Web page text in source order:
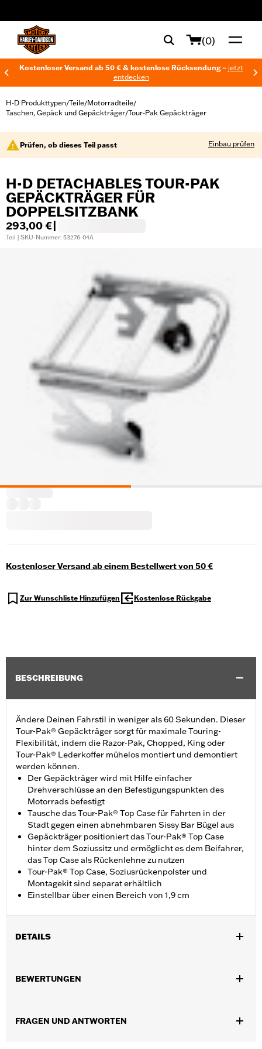
(0)
Kostenloser Versand ab 50 € & kostenlose Rücksendung – jetzt
entdecken
H-D Produkttypen/Teile/Motorradteile/
Taschen, Gepäck und Gepäckträger/Tour-Pak Gepäckträger
Prüfen, ob dieses Teil passt Einbau prüfen
H-D DETACHABLES TOUR-PAK
GEPÄCKTRÄGER FÜR
DOPPELSITZBANK
293,00 €
Teil | SKU-Nummer: 53276-04A
Kostenloser Versand ab einem Bestellwert von 50 €
Zur Wunschliste Hinzufügen Kostenlose Rückgabe
BESCHREIBUNG
Ändere Deinen Fahrstil in weniger als 60 Sekunden. Dieser
Tour-Pak® Gepäckträger sorgt für maximale Touring-
Flexibilität, indem die Razor-Pak, Chopped, King oder
Tour-Pak® Lederkoffer mühelos montiert und demontiert
werden können.
Der Gepäckträger wird mit Hilfe einfacher
Drehverschlüsse an den Befestigungspunkten des
Motorrads befestigt
Tausche das Tour-Pak® Top Case für Fahrten in der
Stadt gegen einen abnehmbaren Sissy Bar Bügel aus
Gepäckträger positioniert das Tour-Pak® Top Case
hinter dem Soziussitz und ermöglicht es dem Beifahrer,
das Top Case als Rückenlehne zu nutzen
Tour-Pak® Top Case, Soziusrückenpolster und
Montagekit sind separat erhältlich
Einstellbar über einen Bereich von 1,9 cm
DETAILS
erforderlichen Montagekit. FLTR und FLHX Modelle erfordern
Tour-Pak® Gepäckträger verwendet werden. Modelle mit
BEWERTUNGEN
FRAGEN UND ANTWORTEN